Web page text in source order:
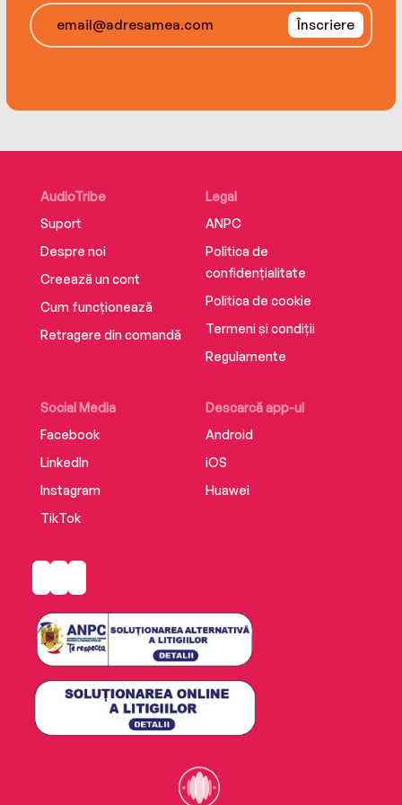
Înscriere
AudioTribe
Suport
Despre noi
Creează un cont
Cum funcționează
Retragere din comandă
Social Media
Facebook
LinkedIn
Instagram
TikTok
Descarcă app-ul
Android
iOS
Huawei
Legal
ANPC
Politica de
confidențialitate
Politica de cookie
Termeni și condiții
Regulamente